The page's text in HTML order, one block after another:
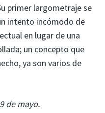
primer largometraje se
intento incómodo de
en lugar de una
un concepto que
ya son varios de
de mayo.